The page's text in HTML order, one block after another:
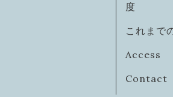
度
これまで
Access
Contact